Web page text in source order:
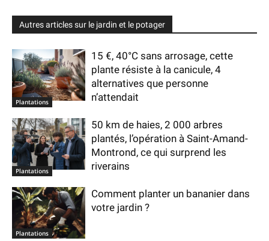
Autres articles sur le jardin et le potager
Plantations
15 €, 40°C sans arrosage, cette
plante résiste à la canicule, 4
alternatives que personne
n’attendait
Plantations
50 km de haies, 2 000 arbres
plantés, l’opération à Saint-Amand-
Montrond, ce qui surprend les
riverains
Plantations
Comment planter un bananier dans
votre jardin ?